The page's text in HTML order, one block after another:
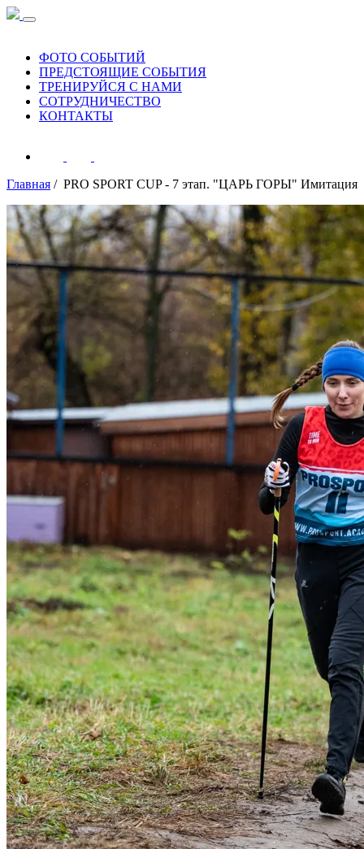
ФОТО СОБЫТИЙ
ПРЕДСТОЯЩИЕ СОБЫТИЯ
ТРЕНИРУЙСЯ С НАМИ
СОТРУДНИЧЕСТВО
КОНТАКТЫ
Главная / PRO SPORT CUP - 7 этап. "ЦАРЬ ГОРЫ" Имитация